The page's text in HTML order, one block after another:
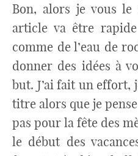
Bon, alors je vous
article va être
comme de l’eau de
donner des idées à
but. J’ai fait un effort,
titre alors que je
pas pour la fête des
le début des